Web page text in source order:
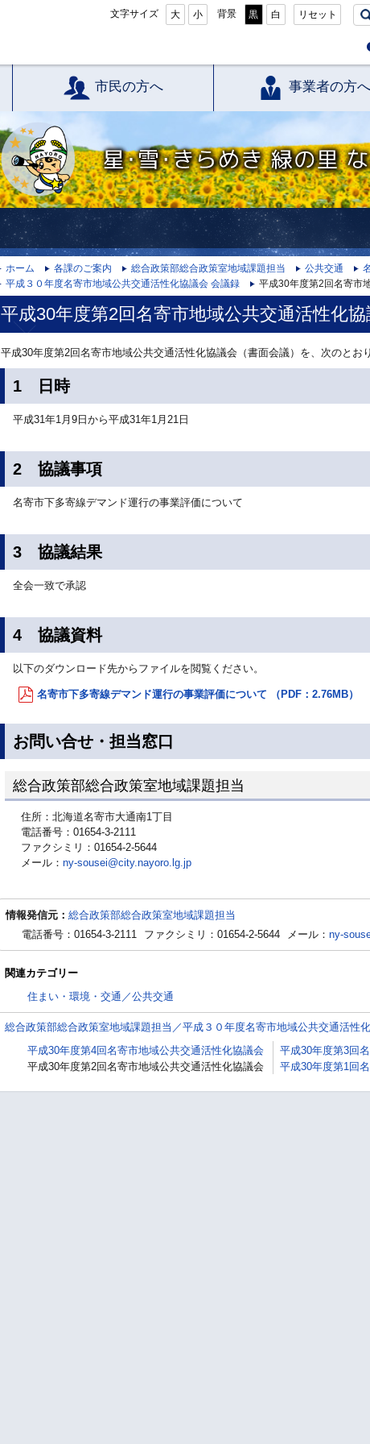
文字サイズ 大 小 背景 黒 白 リセット
市民の方へ 事業者の方へ
星・雪・きらめき 緑の里 なよろ
ホーム 各課のご案内 総合政策部総合政策室地域課題担当 公共交通
平成３０年度名寄市地域公共交通活性化協議会 会議録
平成30年度第2回名寄市
平成30年度第2回名寄市地域公共交通活性化協
平成30年度第2回名寄市地域公共交通活性化協議会（書面会議）を、次のとお
1 日時
平成31年1月9日から平成31年1月21日
2 協議事項
名寄市下多寄線デマンド運行の事業評価について
3 協議結果
全会一致で承認
4 協議資料
以下のダウンロード先からファイルを閲覧ください。
名寄市下多寄線デマンド運行の事業評価について （PDF：2.76MB）
お問い合せ・担当窓口
総合政策部総合政策室地域課題担当
住所：北海道名寄市大通南1丁目
電話番号：01654-3-2111
ファクシミリ：01654-2-5644
メール： ny-sousei@city.nayoro.lg.jp
情報発信元： 総合政策部総合政策室地域課題担当
電話番号：01654-3-2111
ファクシミリ：01654-2-5644 メール： ny-
関連カテゴリー
住まい・環境・交通／公共交通
総合政策部総合政策室地域課題担当／平成３０年度名寄市地域公共交通活性
平成30年度第4回名寄市地域公共交通活性化協議会
平成30年度第3回
平成30年度第2回名寄市地域公共交通活性化協議会
平成30年度第1回